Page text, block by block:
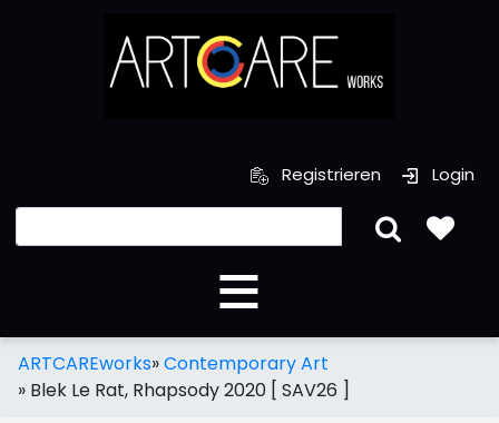
Registrieren Login
ARTCAREworks»Contemporary Art
» Blek Le Rat, Rhapsody 2020 [ SAV26 ]